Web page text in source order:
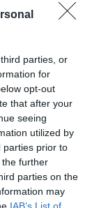
parties, or
for
opt-out
that after your
seeing
utilized by
parties prior to
further
parties on the
may
των Στενών
για